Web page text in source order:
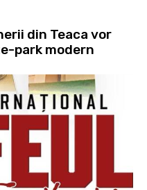
din Teaca vor
park modern